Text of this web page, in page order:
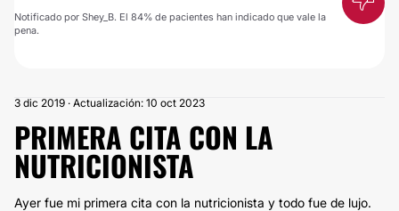
Notificado por Shey_B. El 84% de pacientes han indicado que vale la
pena.
3 dic 2019 · Actualización: 10 oct 2023
PRIMERA CITA CON LA
NUTRICIONISTA
Ayer fue mi primera cita con la nutricionista y todo fue de lujo.